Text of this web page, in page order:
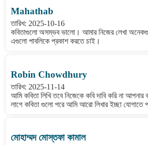
Mahathab
তারিখ: 2025-10-16
কবিতাগুলো অসম্ভব ভালো। আমার নিজের লেখা
এগুলো পাবলিকে প্রকাশ করতে চাই।
Robin Chowdhury
তারিখ: 2025-11-14
আমি কবিতা লিখি তবে নিজেকে কবি দাবি করি না
লাগে কবিতা গুলো পরে আমি আরো লিখার ইচ্ছা যোগাতে
মোহাম্মদ মোস্তফা কামাল